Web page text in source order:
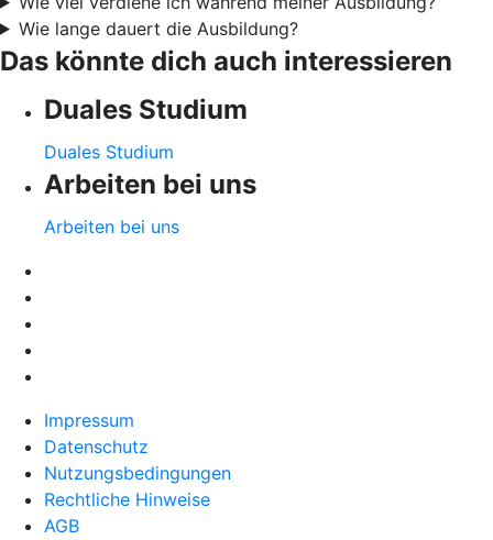
Wie lange dauert die Ausbildung?
Das könnte dich auch interessieren
Duales Studium
Duales Studium
Arbeiten bei uns
Arbeiten bei uns
Impressum
Datenschutz
Nutzungsbedingungen
Rechtliche Hinweise
AGB